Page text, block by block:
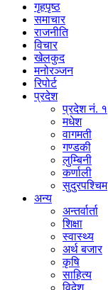
गृहपृष्ठ
समाचार
राजनीति
विचार
खेलकुद
मनोरञ्जन
रिपोर्ट
प्रदेश
प्रदेश नं. १
मधेश
वागमती
गण्डकी
लुम्बिनी
कर्णाली
सुदुरपश्चिम
अन्य
अन्तर्वार्ता
शिक्षा
स्वास्थ्य
अर्थ बजार
कृषि
साहित्य
विदेश